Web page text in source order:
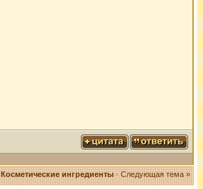
Косметические ингредиенты· Следующая тема »